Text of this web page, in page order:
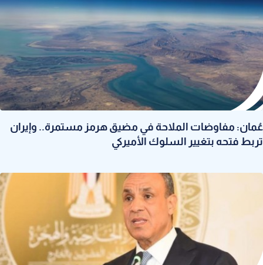
عُمان: مفاوضات الملاحة في مضيق هرمز مستمرة.. وإيران
تربط فتحه بتغيير السلوك الأميركي